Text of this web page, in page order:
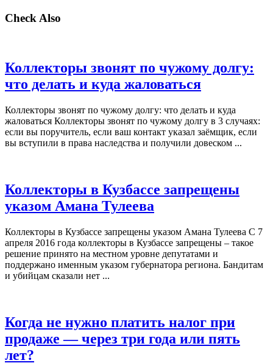
Check Also
Коллекторы звонят по чужому долгу:
что делать и куда жаловаться
Коллекторы звонят по чужому долгу: что делать и куда
жаловаться Коллекторы звонят по чужому долгу в 3 случаях:
если вы поручитель, если ваш контакт указал заёмщик, если
вы вступили в права наследства и получили довеском ...
Коллекторы в Кузбассе запрещены
указом Амана Тулеева
Коллекторы в Кузбассе запрещены указом Амана Тулеева С 7
апреля 2016 года коллекторы в Кузбассе запрещены – такое
решение принято на местном уровне депутатами и
поддержано именным указом губернатора региона. Бандитам
и убийцам сказали нет ...
Когда не нужно платить налог при
продаже — через три года или пять
лет?